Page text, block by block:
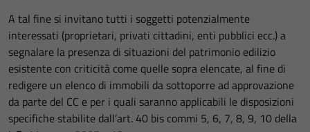
A tal fine si invitano tutti i soggetti potenzialmente
interessati (proprietari, privati cittadini, enti pubblici ecc.) a
segnalare la presenza di situazioni del patrimonio edilizio
esistente con criticità come quelle sopra elencate, al fine di
redigere un elenco di immobili da sottoporre ad approvazione
da parte del CC e per i quali saranno applicabili le disposizioni
specifiche stabilite dall’art. 40 bis commi 5, 6, 7, 8, 9, 10 della